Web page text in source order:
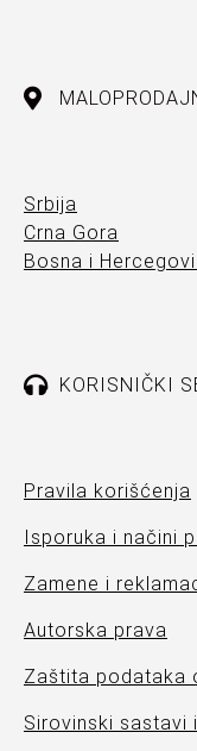
Srbija
Crna Gora
Bosna i
KORISNIČKI
Pravila korišćenja
Isporuka i načini
Zamene i
Autorska prava
Zaštita podataka
Sirovinski sastavi